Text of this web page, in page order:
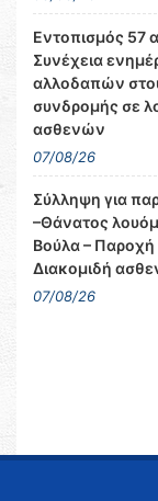
Εντοπισμός 57
Συνέχεια
αλλοδαπών
συνδρομής σε
ασθενών
07/08/26
Σύλληψη για
–Θάνατος
Βούλα –
Διακομιδή
07/08/26